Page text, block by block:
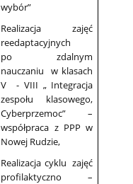
wybór”
Realizacja zajęć
reedaptacyjnych
po zdalnym
nauczaniu w klasach
V - VIII „ Integracja
zespołu klasowego,
Cyberprzemoc” –
współpraca z PPP w
Nowej Rudzie,
Realizacja cyklu zajęć
profilaktyczno –